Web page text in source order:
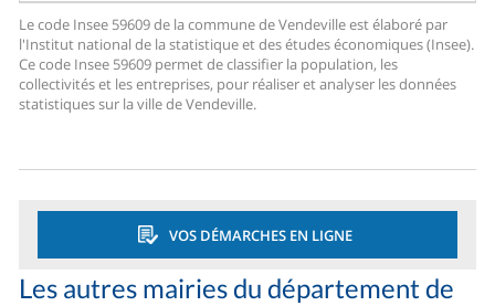
Le code Insee 59609 de la commune de Vendeville est élaboré par
l'Institut national de la statistique et des études économiques (Insee).
Ce code Insee 59609 permet de classifier la population, les
collectivités et les entreprises, pour réaliser et analyser les données
statistiques sur la ville de Vendeville.
VOS DÉMARCHES EN LIGNE
Les autres mairies du département de